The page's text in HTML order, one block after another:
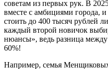
советам из первых рук. В
вместе с амбициями города,
стоить до 400 тысяч рублей
каждый второй новичок
нюансы», ведь разница
60%!
Например, семья